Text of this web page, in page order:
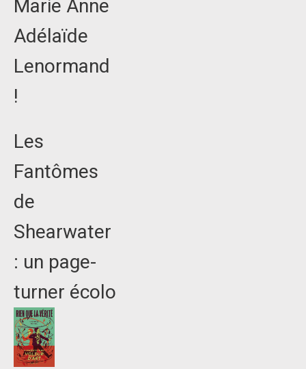
Marie Anne
Adélaïde
Lenormand
!
Les
Fantômes
de
Shearwater
: un page-
turner écolo